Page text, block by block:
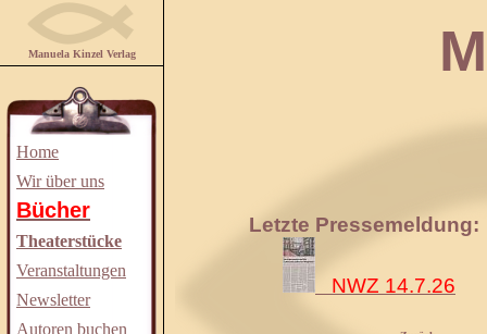
Manuela Kinzel Verlag
Home
Wir über uns
Bücher
Theaterstücke
Veranstaltungen
Newsletter
Autoren buchen
Letzte Pressemeldung:
NWZ 14.7.26